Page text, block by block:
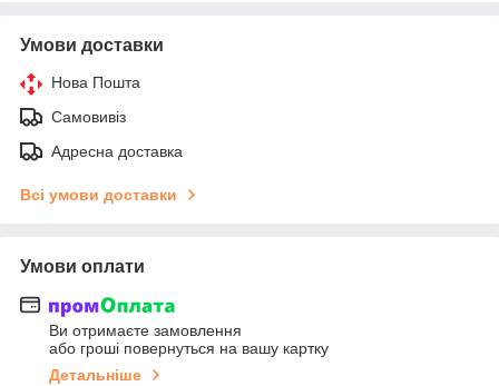
Умови доставки
Нова Пошта
Самовивіз
Адресна доставка
Всі умови доставки
Умови оплати
Ви отримаєте замовлення
або гроші повернуться на вашу картку
Детальніше